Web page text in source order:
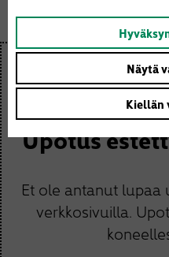
Upotus
Et ole antanut lupaa
verkkosivuilla.
Näytä
Kiellän